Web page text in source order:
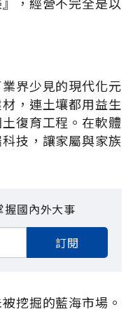
界少見的現代化元
，連土壤都用益生
復育工程。在軟體
技，讓家屬與家族
握國內外大事
訂閱
挖掘的藍海市場。